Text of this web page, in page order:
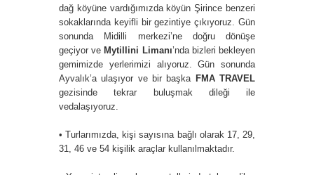
dağ köyüne vardığımızda köyün Şirince benzeri
sokaklarında keyifli bir gezintiye çıkıyoruz. Gün
sonunda Midilli merkezi’ne doğru dönüşe
geçiyor veMytillini Limanı’nda bizleri bekleyen
gemimizde yerlerimizi alıyoruz. Gün sonunda
Ayvalık’a ulaşıyor ve bir başka FMA TRAVEL
gezisinde tekrar buluşmak dileği ile
vedalaşıyoruz.
• Turlarımızda, kişi sayısına bağlı olarak 17, 29,
31, 46 ve 54 kişilik araçlar kullanılmaktadır.